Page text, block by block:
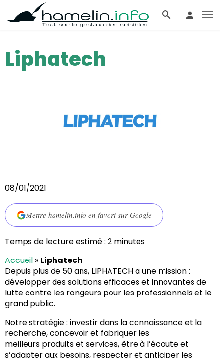
Liphatech
08/01/2021
Mettre hamelin.info en favori sur Google
Temps de lecture estimé : 2 minutes
Accueil » Liphatech
Depuis plus de 50 ans, LIPHATECH a une mission :
développer des solutions efficaces et innovantes de
lutte contre les rongeurs pour les professionnels et le
grand public.
Notre stratégie : investir dans la connaissance et la
recherche, concevoir et fabriquer les
meilleurs produits et services, être à l’écoute et
s’adapter aux besoins, respecter et anticiper les